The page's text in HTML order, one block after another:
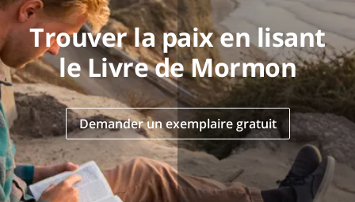
Trouver la paix en lisant
le Livre de Mormon
Demander un exemplaire gratuit